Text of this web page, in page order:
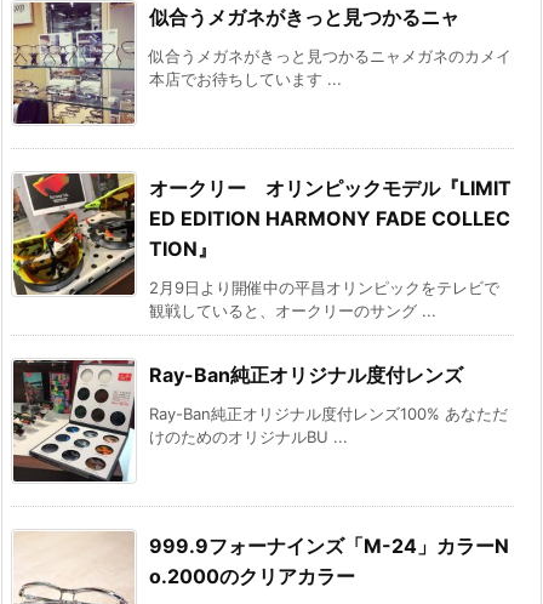
似合うメガネがきっと見つかるニャ
似合うメガネがきっと見つかるニャメガネのカメイ
本店でお待ちしています ...
オークリー オリンピックモデル『LIMIT
ED EDITION HARMONY FADE COLLEC
TION』
2月9日より開催中の平昌オリンピックをテレビで
観戦していると、オークリーのサング ...
Ray-Ban純正オリジナル度付レンズ
Ray-Ban純正オリジナル度付レンズ100% あなただ
けのためのオリジナルBU ...
999.9フォーナインズ「M-24」カラーN
o.2000のクリアカラー